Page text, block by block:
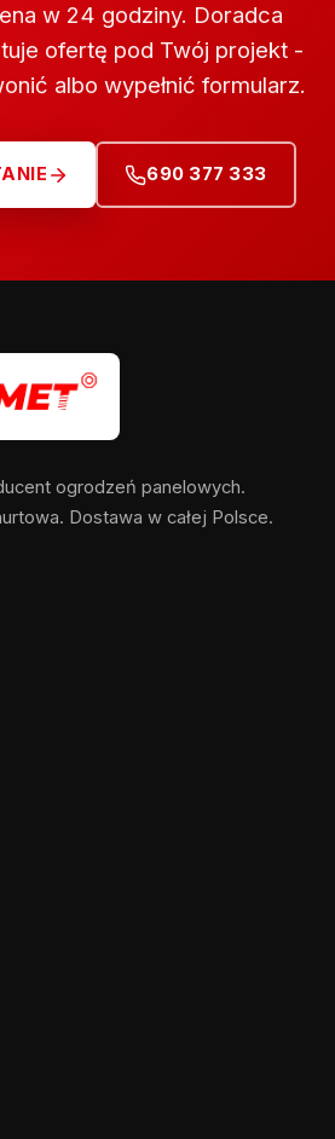
w 24 godziny. Doradca
ofertę pod Twój projekt -
albo wypełnić formularz.
690 377 333
ogrodzeń panelowych.
Dostawa w całej Polsce.